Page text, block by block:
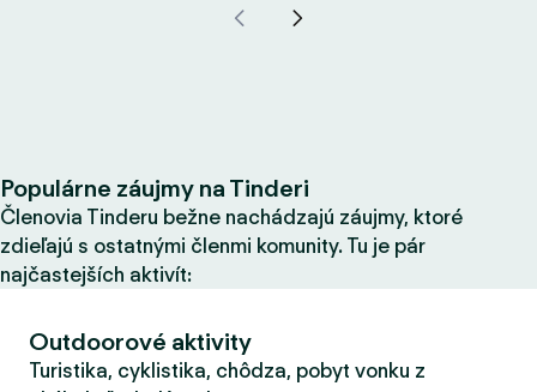
Populárne záujmy na Tinderi
Členovia Tinderu bežne nachádzajú záujmy, ktoré
zdieľajú s ostatnými členmi komunity. Tu je pár
najčastejších aktivít:
Outdoorové aktivity
Turistika, cyklistika, chôdza, pobyt vonku z